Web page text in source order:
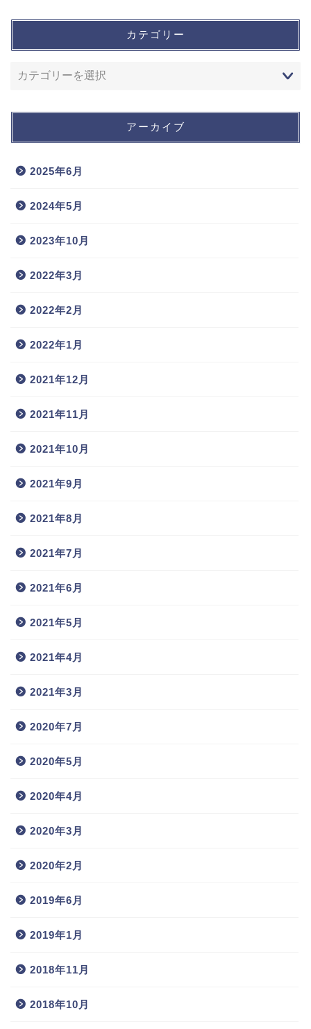
カテゴリー
アーカイブ
2025年6月
2024年5月
2023年10月
2022年3月
2022年2月
2022年1月
2021年12月
2021年11月
2021年10月
2021年9月
2021年8月
2021年7月
2021年6月
2021年5月
2021年4月
2021年3月
2020年7月
2020年5月
2020年4月
2020年3月
2020年2月
2019年6月
2019年1月
2018年11月
2018年10月